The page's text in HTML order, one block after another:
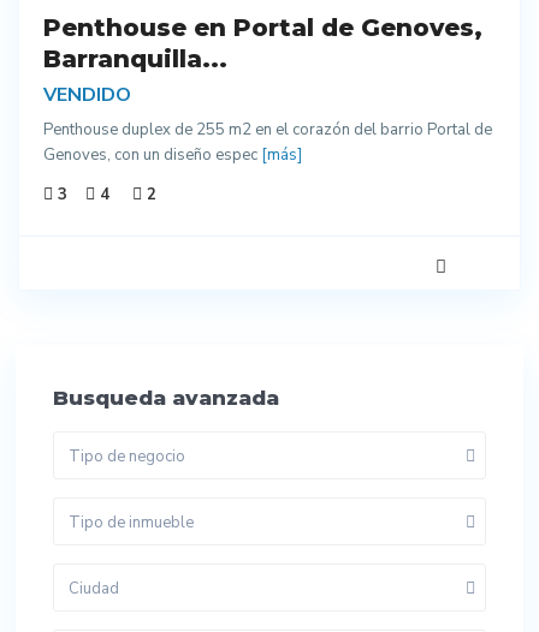
Penthouse en Portal de Genoves,
Barranquilla...
VENDIDO
Penthouse duplex de 255 m2 en el corazón del barrio Portal de
Genoves, con un diseño espec [más]
3
4 2
Busqueda avanzada
Tipo de negocio
Tipo de inmueble
Ciudad